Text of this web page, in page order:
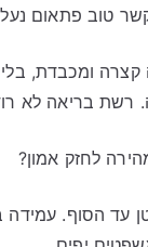
טוב פתאום
קצרה ומכבדת,
רשת בריאה לא
לחזק אמון?
עד הסוף. עמידה